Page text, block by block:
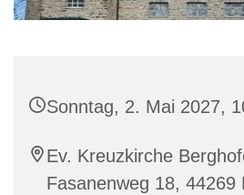
Sonntag, 2. Mai 2027,
Ev. Kreuzkirche
Fasanenweg 18, 44269